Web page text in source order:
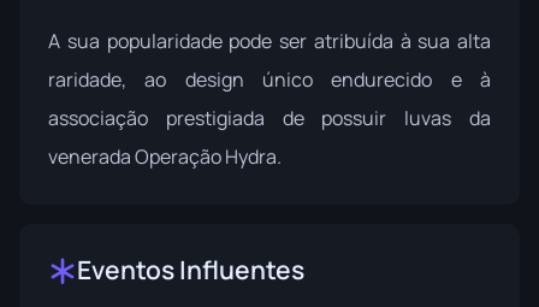
A sua popularidade pode ser atribuída à sua alta
raridade, ao design único endurecido e à
associação prestigiada de possuir luvas da
venerada Operação Hydra.
Eventos Influentes